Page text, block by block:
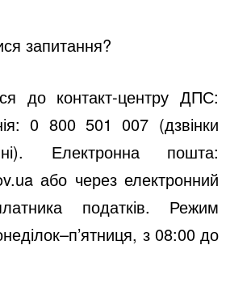
запитання?
до контакт-центру ДПС:
0 800 501 007 (дзвінки
Електронна пошта:
або через електронний
податків. Режим
з 08:00 до